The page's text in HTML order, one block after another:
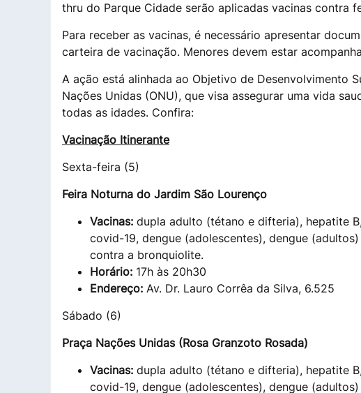
thru do Parque Cidade serão aplicadas vacinas contra
Para receber as vacinas, é necessário apresentar
carteira de vacinação. Menores devem estar
A ação está alinhada ao Objetivo de Desenvolvimento
Nações Unidas (ONU), que visa assegurar uma vida
todas as idades. Confira:
Vacinação Itinerante
Sexta-feira (5)
Feira Noturna do Jardim São Lourenço
Vacinas: dupla adulto (tétano e difteria), hepatite
covid-19, dengue (adolescentes), dengue
contra a bronquiolite.
Horário: 17h às 20h30
Endereço: Av. Dr. Lauro Corrêa da Silva, 6.525
Sábado (6)
Praça Nações Unidas (Rosa Granzoto Rosada)
Vacinas: dupla adulto (tétano e difteria), hepatite
covid-19, dengue (adolescentes), dengue